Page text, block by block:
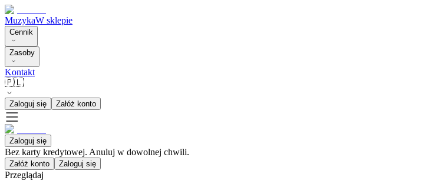
MuzykaW sklepie
Cennik
Zasoby
Kontakt
🇵🇱
Zaloguj się Załóż konto
Zaloguj się
Bez karty kredytowej. Anuluj w dowolnej chwili.
Załóż konto Zaloguj się
Przeglądaj